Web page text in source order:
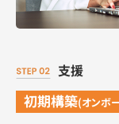
支援
初期構築(オンボ